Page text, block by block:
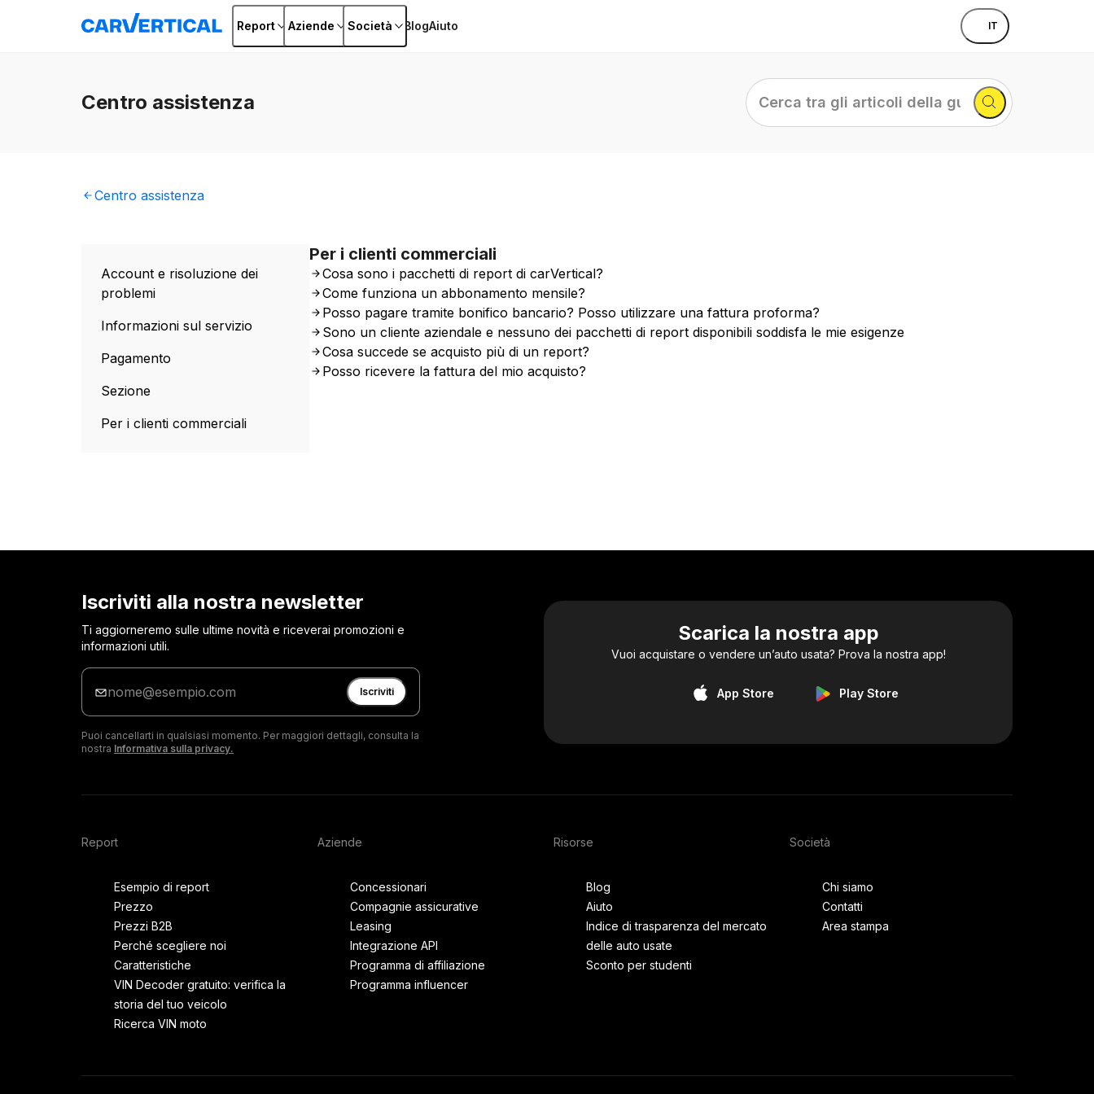
Report Aziende Società BlogAiuto IT
Centro assistenza
Cerca
tra
gli
Centro assistenza
Account e risoluzione dei
problemi
Informazioni sul servizio
Pagamento
Sezione
Per i clienti commerciali
Per i clienti commerciali
Cosa sono i pacchetti di report di carVertical?
Come funziona un abbonamento mensile?
Posso pagare tramite bonifico bancario? Posso utilizzare una fattura proforma?
Sono un cliente aziendale e nessuno dei pacchetti di report disponibili soddisfa le mie esigenze
Cosa succede se acquisto più di un report?
Posso ricevere la fattura del mio acquisto?
Iscriviti alla nostra newsletter
Ti aggiorneremo sulle ultime novità e riceverai promozioni e
informazioni utili.
Inserisci
tua
mail
Iscriviti
Puoi cancellarti in qualsiasi momento. Per maggiori dettagli, consulta la
nostra Informativa sulla privacy.
Scarica la nostra app
Vuoi acquistare o vendere un’auto usata? Prova la nostra app!
App Store Play Store
Report
Esempio di report
Prezzo
Prezzi B2B
Perché scegliere noi
Caratteristiche
VIN Decoder gratuito: verifica la
storia del tuo veicolo
Ricerca VIN moto
Aziende
Concessionari
Compagnie assicurative
Leasing
Integrazione API
Programma di affiliazione
Programma influencer
Risorse
Blog
Aiuto
Indice di trasparenza del mercato
delle auto usate
Sconto per studenti
Società
Chi siamo
Contatti
Area stampa